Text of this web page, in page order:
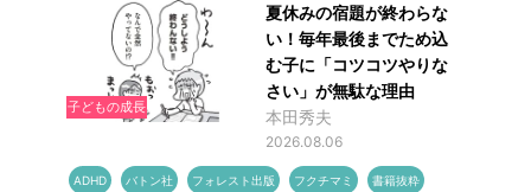
子どもの成長
夏休みの宿題が終わらな
い！毎年最後までため込
む子に「コツコツやりな
さい」が無駄な理由
本田秀夫
2026.08.06
ADHD バトン社 フォレスト出版 フクチマミ 書籍抜粋